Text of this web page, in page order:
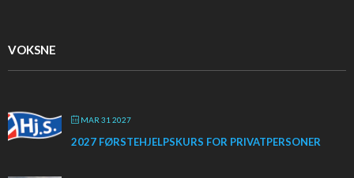
VOKSNE
MAR 31 2027
2027 FØRSTEHJELPSKURS FOR PRIVATPERSONER